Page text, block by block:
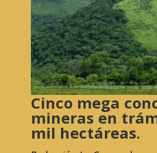
Cinco mega
mineras en
mil hectáreas.